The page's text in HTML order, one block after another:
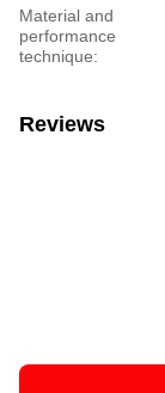
Material and
performance
technique:
Reviews